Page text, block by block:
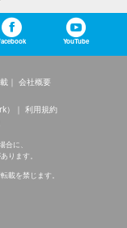
YouTube
会社概要
）
利用規約
に、
ります。
載を禁じます。